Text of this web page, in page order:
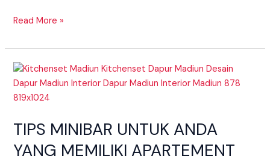
Read More »
TIPS MINIBAR UNTUK ANDA
YANG MEMILIKI APARTEMENT
TIPS
MINIBAR
UNTUK
YANG
APARTEMENT